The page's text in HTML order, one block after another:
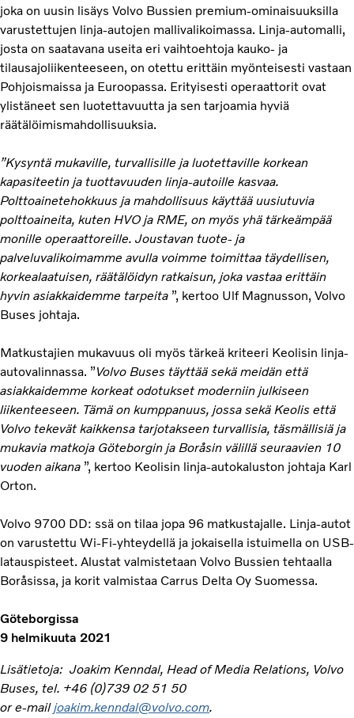
joka on uusin lisäys Volvo Bussien premium-ominaisuuksilla
varustettujen linja-autojen mallivalikoimassa. Linja-automalli,
josta on saatavana useita eri vaihtoehtoja kauko- ja
tilausajoliikenteeseen, on otettu erittäin myönteisesti vastaan
Pohjoismaissa ja Euroopassa. Erityisesti operaattorit ovat
ylistäneet sen luotettavuutta ja sen tarjoamia hyviä
räätälöimismahdollisuuksia.
”Kysyntä mukaville, turvallisille ja luotettaville korkean
kapasiteetin ja tuottavuuden linja-autoille kasvaa.
Polttoainetehokkuus ja mahdollisuus käyttää uusiutuvia
polttoaineita, kuten HVO ja RME, on myös yhä tärkeämpää
monille operaattoreille. Joustavan tuote- ja
palveluvalikoimamme avulla voimme toimittaa täydellisen,
korkealaatuisen, räätälöidyn ratkaisun, joka vastaa erittäin
hyvin asiakkaidemme tarpeita ”, kertoo Ulf Magnusson, Volvo
Buses johtaja.
Matkustajien mukavuus oli myös tärkeä kriteeri Keolisin linja-
autovalinnassa. ”Volvo Buses täyttää sekä meidän että
asiakkaidemme korkeat odotukset moderniin julkiseen
liikenteeseen. Tämä on kumppanuus, jossa sekä Keolis että
Volvo tekevät kaikkensa tarjotakseen turvallisia, täsmällisiä ja
mukavia matkoja Göteborgin ja Boråsin välillä seuraavien 10
vuoden aikana ”, kertoo Keolisin linja-autokaluston johtaja Karl
Orton.
Volvo 9700 DD: ssä on tilaa jopa 96 matkustajalle. Linja-autot
on varustettu Wi-Fi-yhteydellä ja jokaisella istuimella on USB-
latauspisteet. Alustat valmistetaan Volvo Bussien tehtaalla
Boråsissa, ja korit valmistaa Carrus Delta Oy Suomessa.
Göteborgissa
9 helmikuuta 2021
Lisätietoja: Joakim Kenndal, Head of Media Relations, Volvo
Buses, tel. +46 (0)739 02 51 50
or e-mailjoakim.kenndal@volvo.com.